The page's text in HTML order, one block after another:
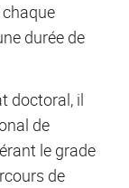
durée de
doctoral, il
de
le grade
de